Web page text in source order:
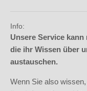
Info:
Unsere Service
die ihr Wissen über
austauschen.
Wenn Sie also